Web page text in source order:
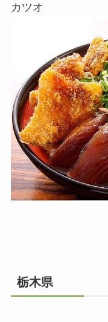
カツオ
栃木県